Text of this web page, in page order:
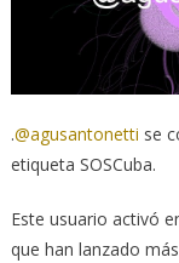
.@agusantonetti se
etiqueta SOSCuba.
Este usuario activó
que han lanzado